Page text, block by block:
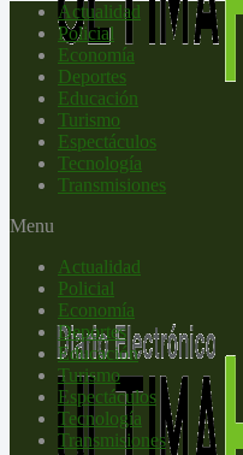
Actualidad
Policial
Economía
Deportes
Educación
Turismo
Espectáculos
Tecnología
Transmisiones
Menu
Actualidad
Policial
Economía
Deportes
Educación
Turismo
Espectáculos
Tecnología
Transmisiones